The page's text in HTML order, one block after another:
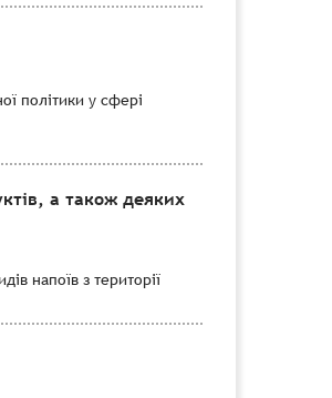
політики у сфері
а також деяких
напоїв з території